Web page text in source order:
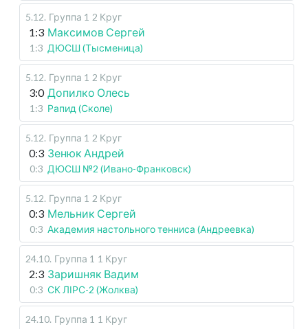
5.12. Группа 1 2 Круг
1:3 Максимов Сергей
1:3 ДЮСШ (Тысменица)
5.12. Группа 1 2 Круг
3:0 Допилко Олесь
1:3 Рапид (Сколе)
5.12. Группа 1 2 Круг
0:3 Зенюк Андрей
0:3 ДЮСШ №2 (Ивано-Франковск)
5.12. Группа 1 2 Круг
0:3 Мельник Сергей
0:3 Академия настольного тенниса (Андреевка)
24.10. Группа 1 1 Круг
2:3 Заришняк Вадим
0:3 СК ЛІРС-2 (Жолква)
24.10. Группа 1 1 Круг